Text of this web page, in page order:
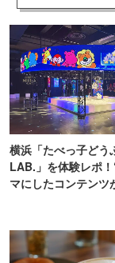
横浜「たべっ子どう
LAB.」を体験レポ
マにしたコンテンツ